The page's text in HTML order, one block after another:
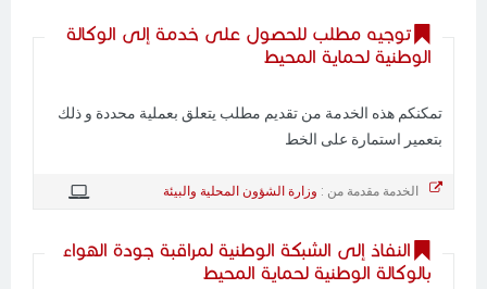
توجيه مطلب للحصول على خدمة إلى الوكالة
الوطنية لحماية المحيط
تمكنكم هذه الخدمة من تقديم مطلب يتعلق بعملية محددة و ذلك
بتعمير استمارة على الخط
الخدمة مقدمة من : وزارة الشؤون المحلية والبيئة
النفاذ إلى الشبكة الوطنية لمراقبة جودة الهواء
بالوكالة الوطنية لحماية المحيط